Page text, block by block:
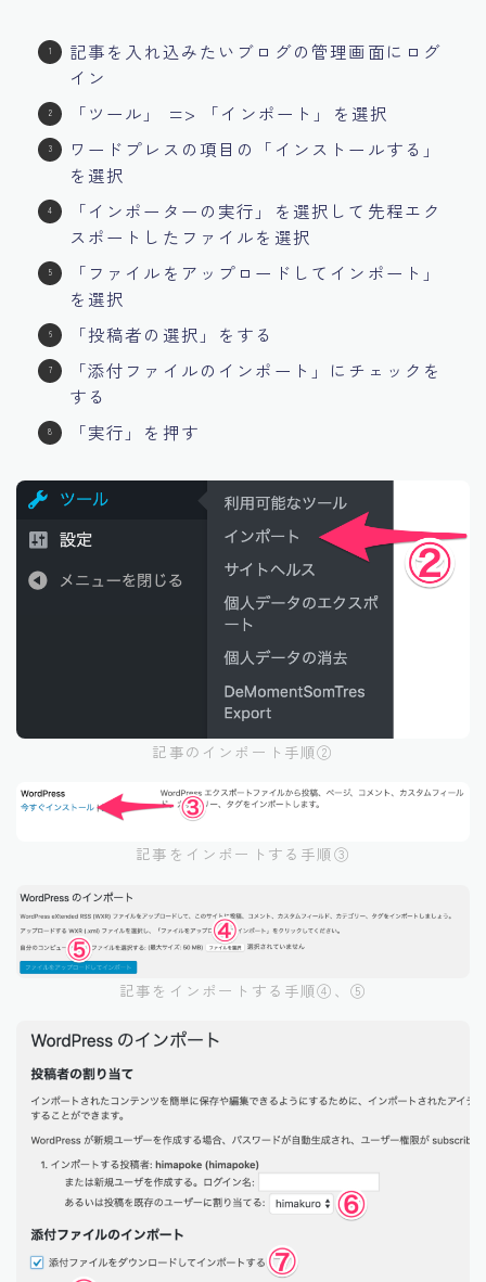
記事を入れ込みたいブログの管理画面にログ
イン
「ツール」 => 「インポート」を選択
ワードプレスの項目の「インストールする」
を選択
「インポーターの実行」を選択して先程エク
スポートしたファイルを選択
「ファイルをアップロードしてインポート」
を選択
「投稿者の選択」をする
「添付ファイルのインポート」にチェックを
する
「実行」を押す
記事のインポート手順②
記事をインポートする手順③
記事をインポートする手順④、⑤